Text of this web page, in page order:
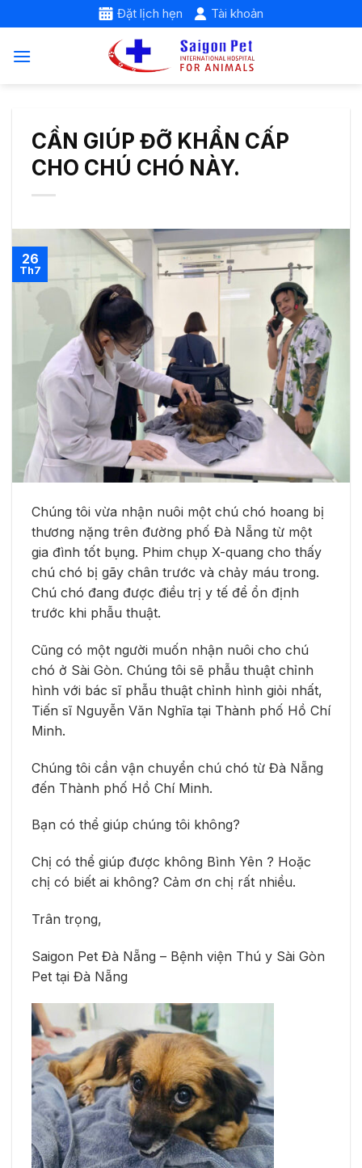
to
content
Đặt lịch hẹn Tài khoản
CẦN GIÚP ĐỠ KHẨN CẤP
CHO CHÚ CHÓ NÀY.
26
Th7
Chúng tôi vừa nhận nuôi một chú chó hoang bị
thương nặng trên đường phố Đà Nẵng từ một
gia đình tốt bụng. Phim chụp X-quang cho thấy
chú chó bị gãy chân trước và chảy máu trong.
Chú chó đang được điều trị y tế để ổn định
trước khi phẫu thuật.
Cũng có một người muốn nhận nuôi cho chú
chó ở Sài Gòn. Chúng tôi sẽ phẫu thuật chỉnh
hình với bác sĩ phẫu thuật chỉnh hình giỏi nhất,
Tiến sĩ Nguyễn Văn Nghĩa tại Thành phố Hồ Chí
Minh.
Chúng tôi cần vận chuyển chú chó từ Đà Nẵng
đến Thành phố Hồ Chí Minh.
Bạn có thể giúp chúng tôi không?
Chị có thể giúp được không Bình Yên ? Hoặc
chị có biết ai không? Cảm ơn chị rất nhiều.
Trân trọng,
Saigon Pet Đà Nẵng – Bệnh viện Thú y Sài Gòn
Pet tại Đà Nẵng